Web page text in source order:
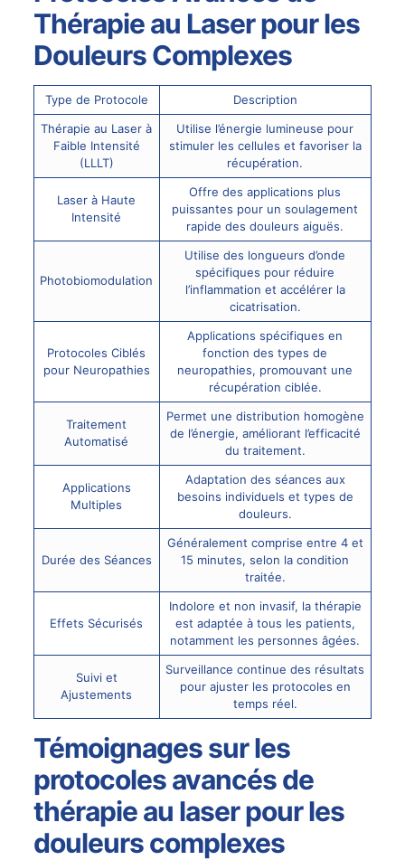
Thérapie au Laser pour les
Douleurs Complexes
Type de Protocole
Description
Thérapie au Laser à
Faible Intensité
(LLLT)
Utilise l’énergie lumineuse pour
stimuler les cellules et favoriser la
récupération.
Laser à Haute
Intensité
Offre des applications plus
puissantes pour un soulagement
rapide des douleurs aiguës.
Photobiomodulation
Utilise des longueurs d’onde
spécifiques pour réduire
l’inflammation et accélérer la
cicatrisation.
Protocoles Ciblés
pour Neuropathies
Applications spécifiques en
fonction des types de
neuropathies, promouvant une
récupération ciblée.
Traitement
Automatisé
Permet une distribution homogène
de l’énergie, améliorant l’efficacité
du traitement.
Applications
Multiples
Adaptation des séances aux
besoins individuels et types de
douleurs.
Durée des Séances
Généralement comprise entre 4 et
15 minutes, selon la condition
traitée.
Effets Sécurisés
Indolore et non invasif, la thérapie
est adaptée à tous les patients,
notamment les personnes âgées.
Suivi et
Ajustements
Surveillance continue des résultats
pour ajuster les protocoles en
temps réel.
Témoignages sur les
protocoles avancés de
thérapie au laser pour les
douleurs complexes